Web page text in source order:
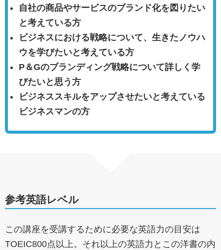
自社の商品やサービスのブランド化を図りたい
と考えている方
ビジネスにおける戦略について、生きたノウハ
ウを学びたいと考えている方
P＆Gのブランディング戦略について詳しく学
びたいと思う方
ビジネススキルをアップさせたいと考えている
ビジネスマンの方
参考英語レベル
この講座を受講するために必要な英語力の目安は
TOEIC800点以上。それ以上の英語力とこの洋書の内